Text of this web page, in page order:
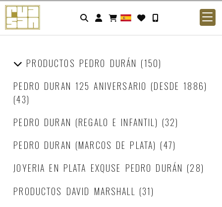
Identifícate
PRODUCTOS PEDRO DURÁN (150)
PEDRO DURAN 125 ANIVERSARIO (DESDE 1886)
(43)
PEDRO DURAN (REGALO E INFANTIL) (32)
PEDRO DURAN (MARCOS DE PLATA) (47)
JOYERIA EN PLATA EXQUSE PEDRO DURÁN (28)
PRODUCTOS DAVID MARSHALL (31)